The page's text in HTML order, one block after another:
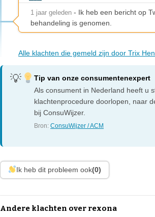
1 jaar geleden - Ik heb een bericht op
behandeling is genomen.
Alle klachten die gemeld zijn door Trix
Tip van onze consumentenexpert
Als consument in Nederland heeft u
klachtenprocedure doorlopen, naar
bij ConsuWijzer.
Bron:ConsuWijzer / ACM
Ik heb dit probleem ook(0)
Andere klachten over rexona